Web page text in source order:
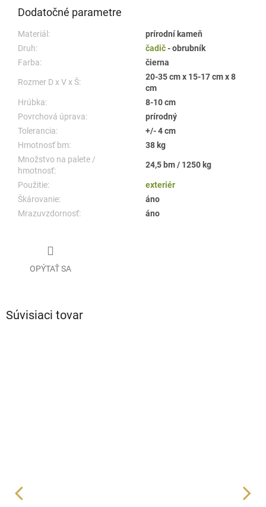
Dodatočné parametre
Materiál:
prírodní kameň
Druh:
čadič- obrubník
Farba:
čierna
Rozmer D x V x Š:
20-35 cm x 15-17 cm x 8
cm
Hrúbka:
8-10 cm
Povrchová úprava:
prírodný
Tolerancia:
+/- 4 cm
Hmotnosť bm:
38 kg
Množstvo na palete /
hmotnosť:
24,5 bm / 1250 kg
Použitie:
exteriér
Škárovanie:
áno
Mrazuvzdornosť:
áno
OPÝTAŤ SA
Súvisiaci tovar